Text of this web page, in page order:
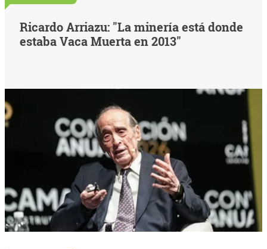
Ricardo Arriazu: "La minería está donde
estaba Vaca Muerta en 2013"